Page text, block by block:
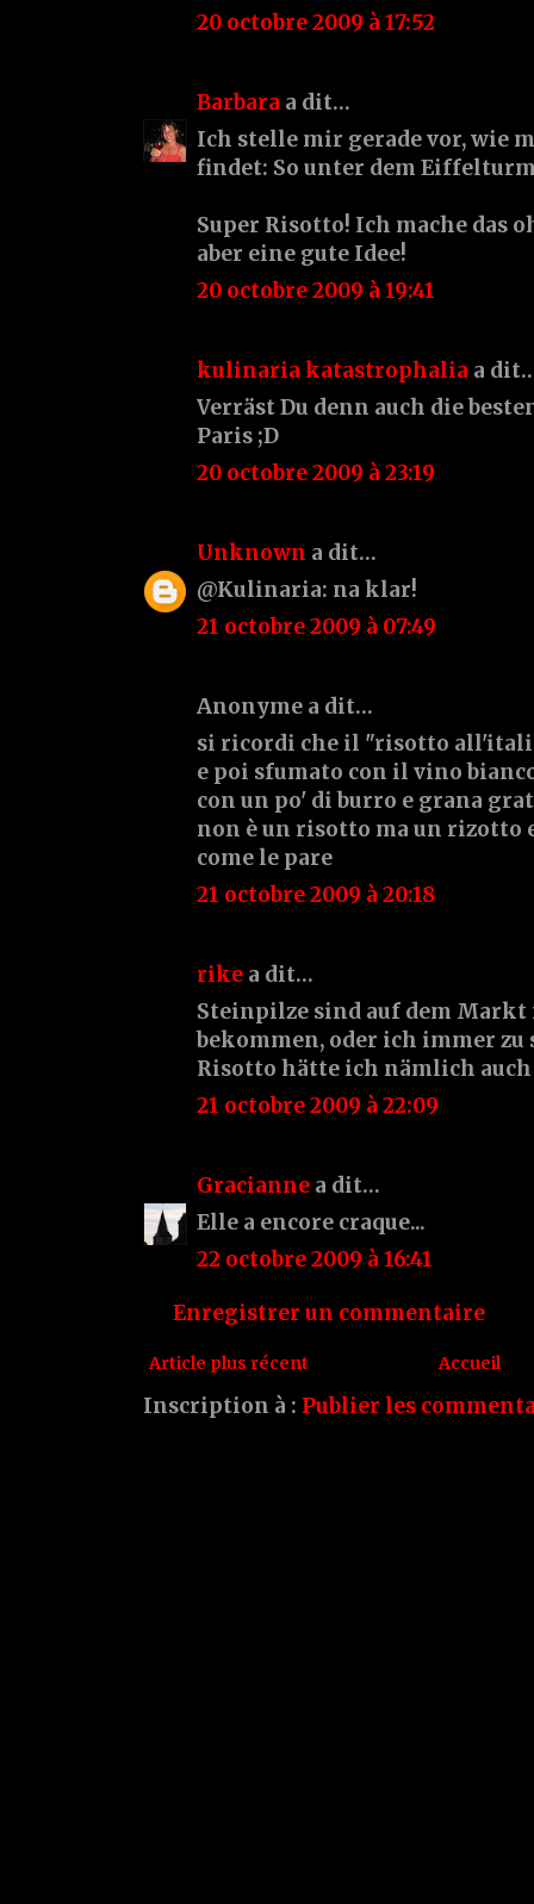
20 octobre 2009 à 17:52
Barbara a dit…
Ich stelle mir gerade vor, wie
findet: So unter dem
Super Risotto! Ich mache das
aber eine gute Idee!
20 octobre 2009 à 19:41
kulinaria katastrophalia a
Verräst Du denn auch die
Paris ;D
20 octobre 2009 à 23:19
Unknown a dit…
@Kulinaria: na klar!
21 octobre 2009 à 07:49
Anonyme a dit…
si ricordi che il "risotto
e poi sfumato con il vino
con un po' di burro e grana
non è un risotto ma un rizotto
come le pare
21 octobre 2009 à 20:18
rike a dit…
Steinpilze sind auf dem Markt
bekommen, oder ich immer zu
Risotto hätte ich nämlich
21 octobre 2009 à 22:09
Gracianne a dit…
Elle a encore craque...
22 octobre 2009 à 16:41
Enregistrer un commentaire
Article plus récent Accueil
Inscription à : Publier les